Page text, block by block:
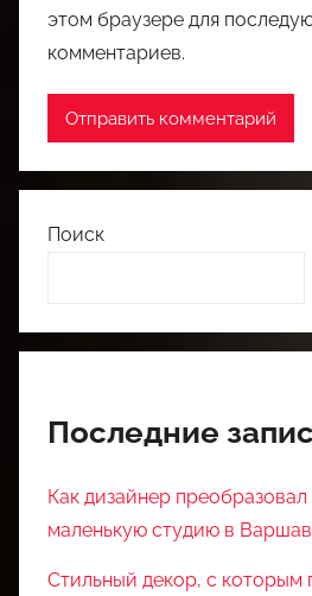
этом браузере для
комментариев.
Поиск
Последние
Как дизайнер преобразовал
маленькую студию в
Стильный декор, с которым